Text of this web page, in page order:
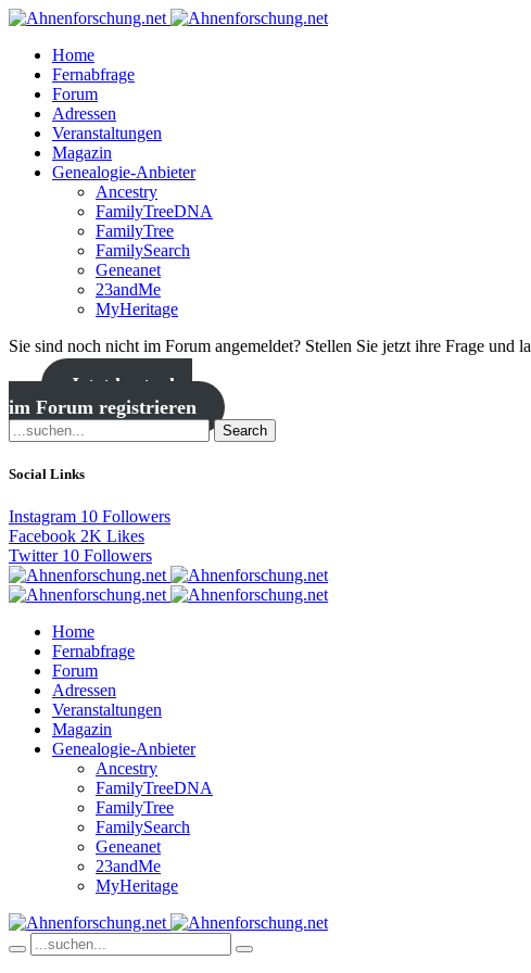
Home
Fernabfrage
Forum
Adressen
Veranstaltungen
Magazin
Genealogie-Anbieter
Ancestry
FamilyTreeDNA
FamilyTree
FamilySearch
Geneanet
23andMe
MyHeritage
Sie sind noch nicht im Forum angemeldet? Stellen Sie jetzt ihre Frage und
Jetzt kostenlos
im Forum registrieren
Search
Social Links
Instagram 10 Followers
Facebook 2K Likes
Twitter 10 Followers
Home
Fernabfrage
Forum
Adressen
Veranstaltungen
Magazin
Genealogie-Anbieter
Ancestry
FamilyTreeDNA
FamilyTree
FamilySearch
Geneanet
23andMe
MyHeritage